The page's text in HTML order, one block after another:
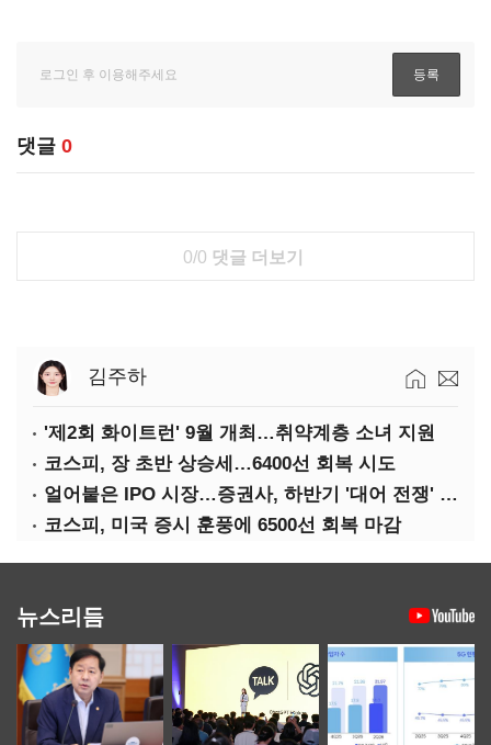
댓글 0
0/0 댓글 더보기
김주하
'제2회 화이트런' 9월 개최…취약계층 소녀 지원
코스피, 장 초반 상승세…6400선 회복 시도
얼어붙은 IPO 시장…증권사, 하반기 '대어 전쟁' 기대
코스피, 미국 증시 훈풍에 6500선 회복 마감
뉴스리듬